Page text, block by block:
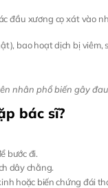
đầu xương cọ xát vào
bao hoạt dịch bị
nhân phổ biến gây
bác sĩ?
bước đi.
dây chằng.
hoặc biến chứng đái